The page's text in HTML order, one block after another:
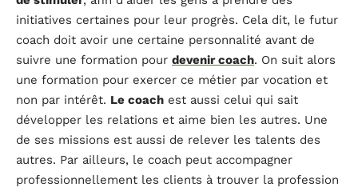
initiatives certaines pour leur progrès. Cela dit, le futur
coach doit avoir une certaine personnalité avant de
suivre une formation pour devenir coach. On suit alors
une formation pour exercer ce métier par vocation et
non par intérêt. Le coach est aussi celui qui sait
développer les relations et aime bien les autres. Une
de ses missions est aussi de relever les talents des
autres. Par ailleurs, le coach peut accompagner
professionnellement les clients à trouver la profession